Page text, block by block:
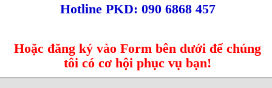
Hotline PKD: 090 6868 457
Hoặc đăng ký vào Form bên dưới để chúng
tôi có cơ hội phục vụ bạn!